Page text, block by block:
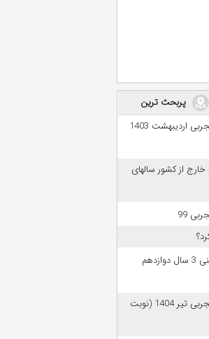
پربحث ترین
سوالات و پاسخ تشریحی کنکور تجربی اردیبهشت 1403
از کشور سالهای
99
سوالات امتحان نهایی تعلیمات دینی 3 سال دوازدهم
سوالات و پاسخ تشریحی کنکور تجربی تیر 1404 (نوبت